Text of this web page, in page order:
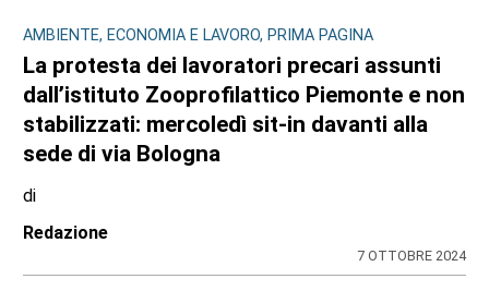
AMBIENTE, ECONOMIA E LAVORO, PRIMA PAGINA
La protesta dei lavoratori precari assunti
dall’istituto Zooprofilattico Piemonte e non
stabilizzati: mercoledì sit-in davanti alla
sede di via Bologna
di
Redazione
7 OTTOBRE 2024